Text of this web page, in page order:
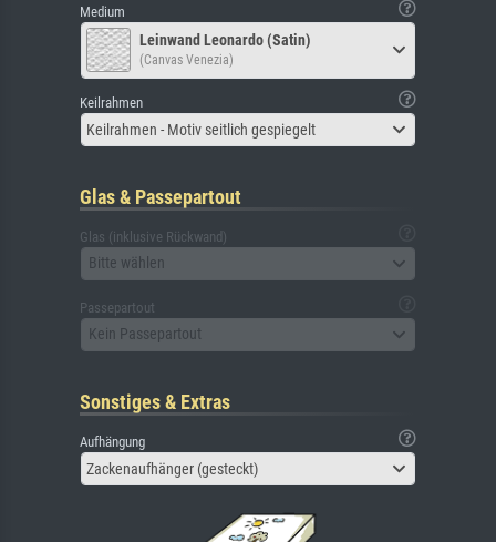
Medium
Leinwand Leonardo (Satin)
(Canvas Venezia)
Keilrahmen
Keilrahmen - Motiv seitlich gespiegelt
Glas & Passepartout
Glas (inklusive Rückwand)
Bitte wählen
Passepartout
Kein Passepartout
Sonstiges & Extras
Aufhängung
Zackenaufhänger (gesteckt)